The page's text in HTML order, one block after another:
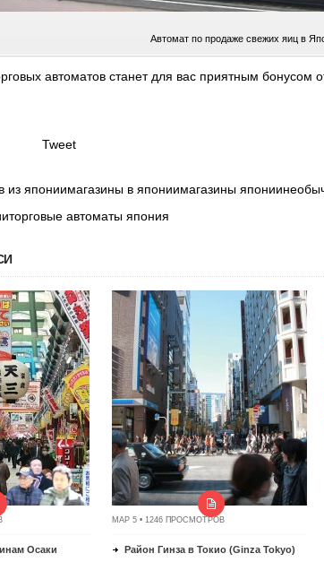
Автомат по продаже свежих яиц в
автоматов станет для вас приятным бонусом
Tweet
из япониимагазины в япониимагазины
автоматы япония
Осаки
МАР 5 • 1246 ПРОСМОТРОВ
Район Гинза в Токио (Ginza Tokyo)